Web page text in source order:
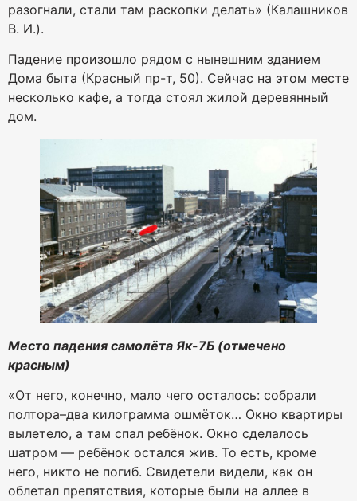
разогнали, стали там раскопки делать» (Калашников
В. И.).
Падение произошло рядом с нынешним зданием
Дома быта (Красный пр-т, 50). Сейчас на этом месте
несколько кафе, а тогда стоял жилой деревянный
дом.
Место падения самолёта Як-7Б (отмечено
красным)
«От него, конечно, мало чего осталось: собрали
полтора–два килограмма ошмёток… Окно квартиры
вылетело, а там спал ребёнок. Окно сделалось
шатром — ребёнок остался жив. То есть, кроме
него, никто не погиб. Свидетели видели, как он
облетал препятствия, которые были на аллее в